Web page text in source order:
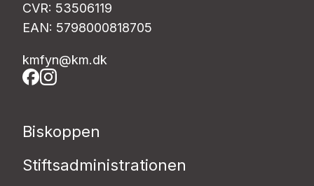
CVR: 53506119
EAN: 5798000818705
kmfyn@km.dk
Biskoppen
Stiftsadministrationen